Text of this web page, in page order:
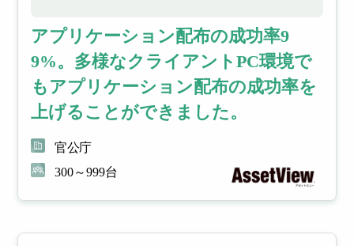
アプリケーション配布の成功率9
9%。多様なクライアントPC環境で
もアプリケーション配布の成功率を
上げることができました。
官公庁
300～999台